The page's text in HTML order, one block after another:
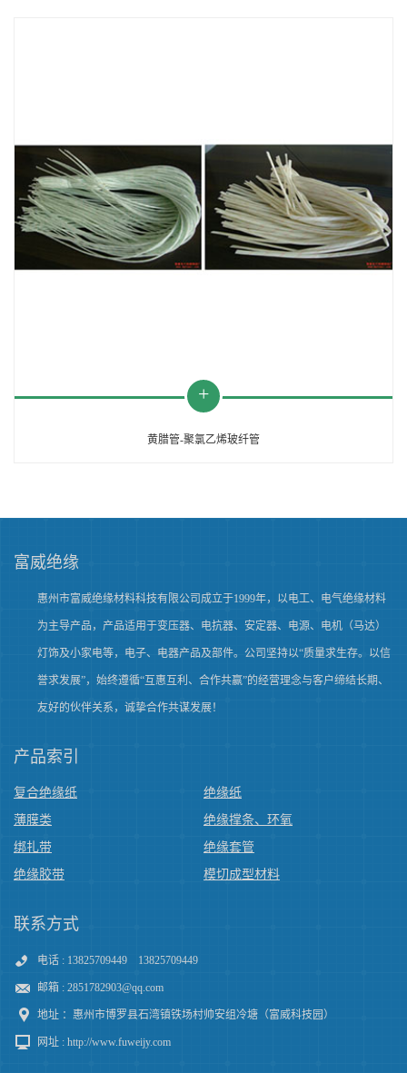
黄腊管-聚氯乙烯玻纤管
富威绝缘
惠州市富威绝缘材料科技有限公司成立于1999年，以电工、电气绝缘材料
为主导产品，产品适用于变压器、电抗器、安定器、电源、电机（马达）
灯饰及小家电等，电子、电器产品及部件。公司坚持以“质量求生存。以信
誉求发展”，始终遵循“互惠互利、合作共赢”的经营理念与客户缔结长期、
友好的伙伴关系，诚挚合作共谋发展！
产品索引
复合绝缘纸
绝缘纸
薄膜类
绝缘撑条、环氧
绑扎带
绝缘套管
绝缘胶带
模切成型材料
联系方式
电话 : 13825709449 13825709449
邮箱 : 2851782903@qq.com
地址 ：惠州市博罗县石湾镇铁场村帅安组冷塘（富威科技园）
网址 : http://www.fuweijy.com